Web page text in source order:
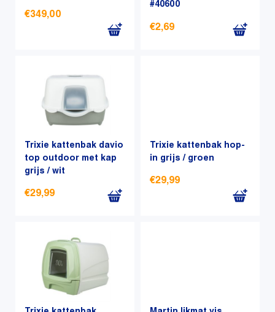
€349,00
#40600
€2,69
Trixie kattenbak davio
top outdoor met kap
grijs / wit
€29,99
Trixie kattenbak hop-
in grijs / groen
€29,99